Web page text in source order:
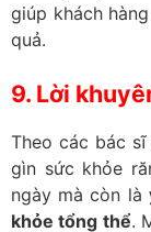
giúp khách
quả.
9. Lời
Theo các bác sĩ
gìn sức khỏe
ngày mà còn là
khỏe tổng thể.